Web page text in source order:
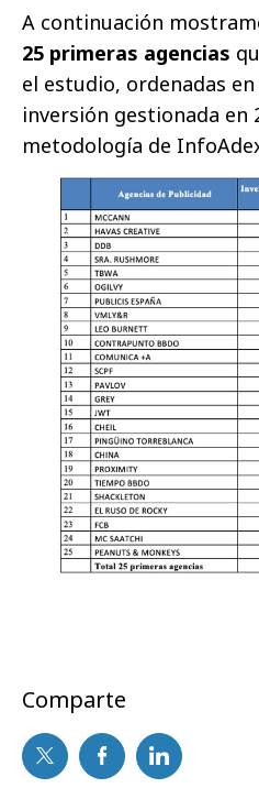
A continuación
25 primeras agencias
el estudio, ordenadas
inversión gestionada en
metodología de
Comparte